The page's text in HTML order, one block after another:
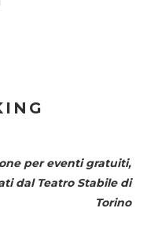
per eventi gratuiti,
dal Teatro Stabile di
Torino